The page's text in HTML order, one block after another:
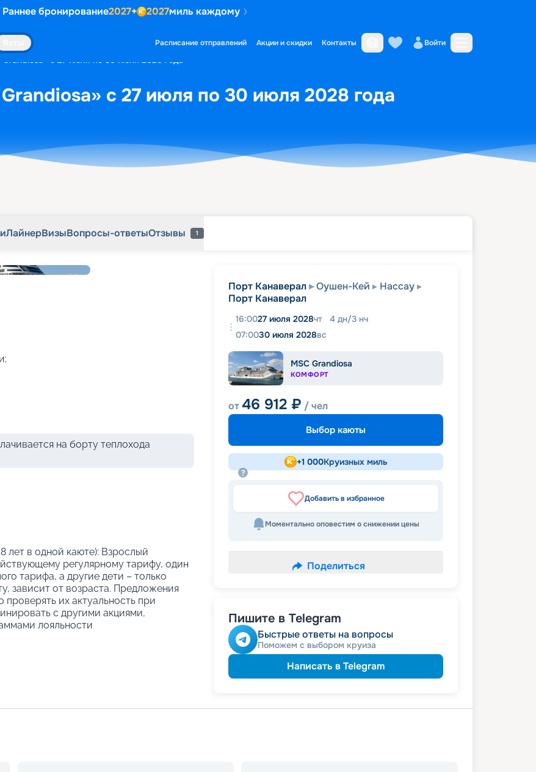
Раннее бронирование2027+ 2027миль каждому
Расписание отправлений Акции и скидки Контакты Войти
Grandiosa» с 27 июля по 30 июля 2028 года
с 27 июля по 30 июля 2028 года
ЛайнерВизыВопросы-ответыОтзывы 1
на борту теплохода
лет в одной каюте): Взрослый
регулярному тарифу, один
тарифа, а другие дети – только
зависит от возраста. Предложения
их актуальность при
с другими акциями,
лояльности
Порт Канаверал Оушен-Кей
Нассау
Порт Канаверал
16:0027 июля 2028чт 4 дн/3 нч
07:0030 июля 2028вс
MSC Grandiosa
КОМФОРТ
от46 912 ₽ / чел
Выбор каюты
+1 000Круизных миль
Добавить в избранное
Моментально оповестим о снижении цены
Поделиться
Пишите в Telegram
Быстрые ответы на вопросы
Поможем с выбором круиза
Написать в Telegram